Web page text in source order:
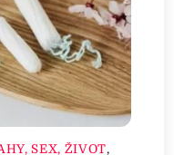
SEX, ŽIVOT,